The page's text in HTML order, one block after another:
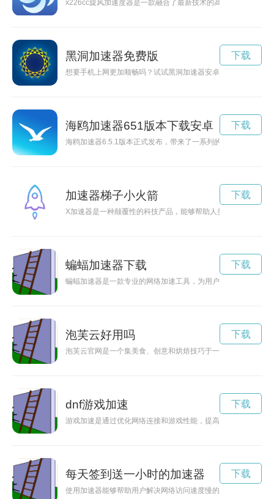
x226cc旋风加速度器是一款融合了最新技术的高性能设备，其
黑洞加速器免费版
想要手机上网更加顺畅吗？试试黑洞加速器安卓版吧！它能帮
下载
海鸥加速器651版本下载安卓
海鸥加速器6.5.1版本正式发布，带来了一系列的性能优化和用
下载
加速器梯子小火箭
X加速器是一种颠覆性的科技产品，能够帮助人类加速探索未知
下载
蝙蝠加速器下载
蝙蝠加速器是一款专业的网络加速工具，为用户提供极速稳定
下载
泡芙云好用吗
泡芙云官网是一个集美食、创意和烘焙技巧于一体的网站，为
下载
dnf游戏加速
游戏加速是通过优化网络连接和游戏性能，提高游戏体验的技
下载
每天签到送一小时的加速器
使用加速器能够帮助用户解决网络访问速度慢的问题，而现在
下载